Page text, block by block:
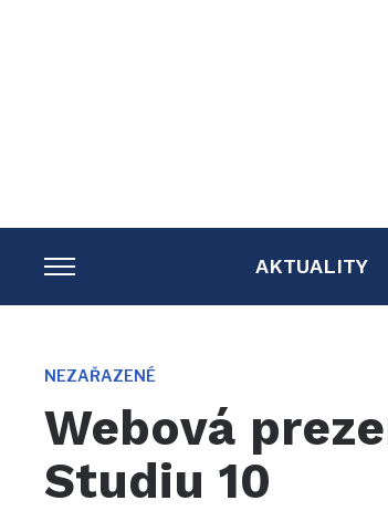
TOGGLE
SIDEBAR
NAVIGATION
AKTUALITY
NEZAŘAZENÉ
Webová
Studiu 10